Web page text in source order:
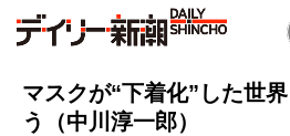
マスクが“下着化”した世
う（中川淳一郎）